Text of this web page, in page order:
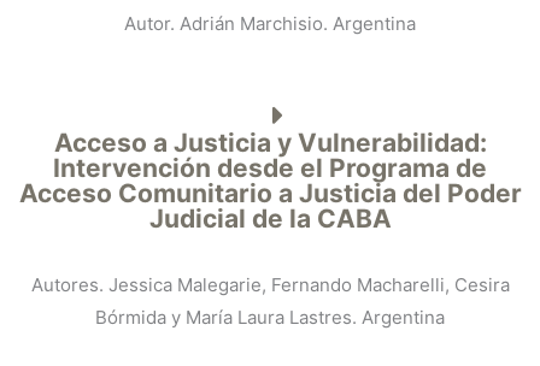
Autor. Adrián Marchisio. Argentina
Acceso a Justicia y Vulnerabilidad:
Intervención desde el Programa de
Acceso Comunitario a Justicia del Poder
Judicial de la CABA
Autores. Jessica Malegarie, Fernando Macharelli, Cesira
Bórmida y María Laura Lastres. Argentina